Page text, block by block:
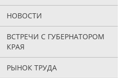
НОВОСТИ
ВСТРЕЧИ С ГУБЕРНАТОРОМ
КРАЯ
РЫНОК ТРУДА